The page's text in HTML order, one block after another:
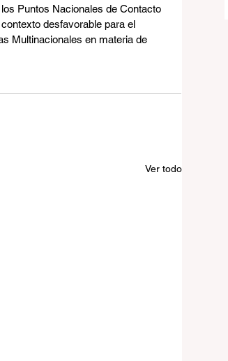
Puntos Nacionales de Contacto
desfavorable para el
Multinacionales en materia de
Ver todo